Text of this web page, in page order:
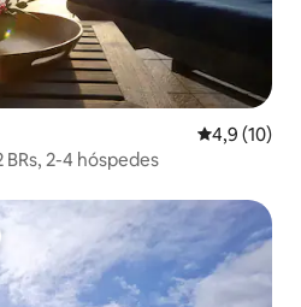
4,9 de uma
4,9 (10)
2-4 hóspedes